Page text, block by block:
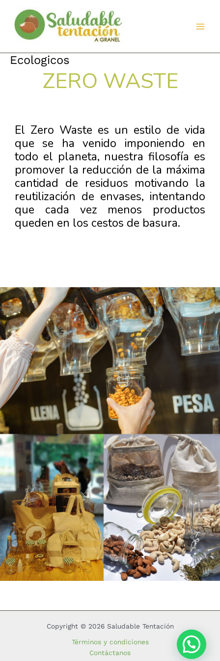
contenido
Ecologicos
ZERO WASTE
El Zero Waste es un estilo de vida
que se ha venido imponiendo en
todo el planeta, nuestra filosofía es
promover la reducción de la máxima
cantidad de residuos motivando la
reutilización de envases, intentando
que cada vez menos productos
queden en los cestos de basura.
Copyright © 2026 Saludable Tentación
Términos y condiciones
Contáctanos